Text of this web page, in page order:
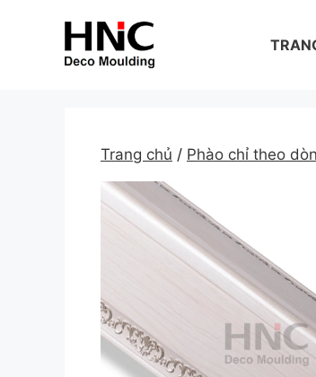
Trang chủ / Phào chỉ theo